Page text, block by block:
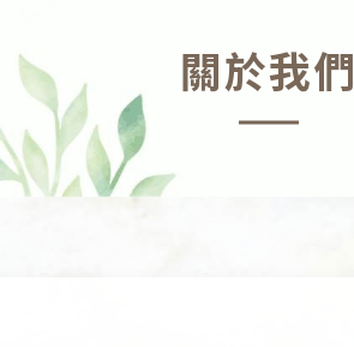
關於我們